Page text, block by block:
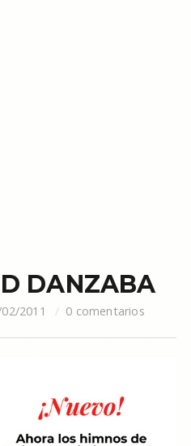
DANZABA
2011 0 comentarios